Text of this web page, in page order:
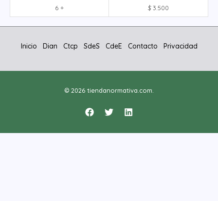
6 + $3.500
Inicio Dian Ctcp SdeS CdeE Contacto Privacidad
© 2026 tiendanormativa.com.